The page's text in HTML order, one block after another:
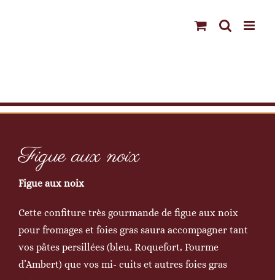
Figue aux noix
Figue aux noix
Cette confiture très gourmande de figue aux noix
pour fromages et foies gras saura accompagner tant
vos pâtes persillées (bleu, Roquefort, Fourme
d’Ambert) que vos mi- cuits et autres foies gras